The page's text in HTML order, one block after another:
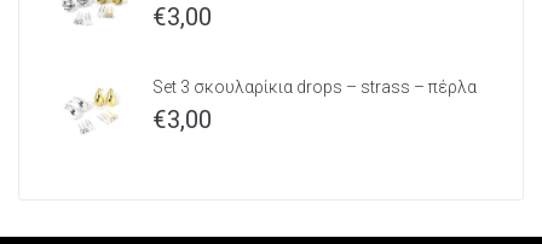
€3,00
Set 3 σκουλαρίκια drops – strass – πέρλα
€3,00